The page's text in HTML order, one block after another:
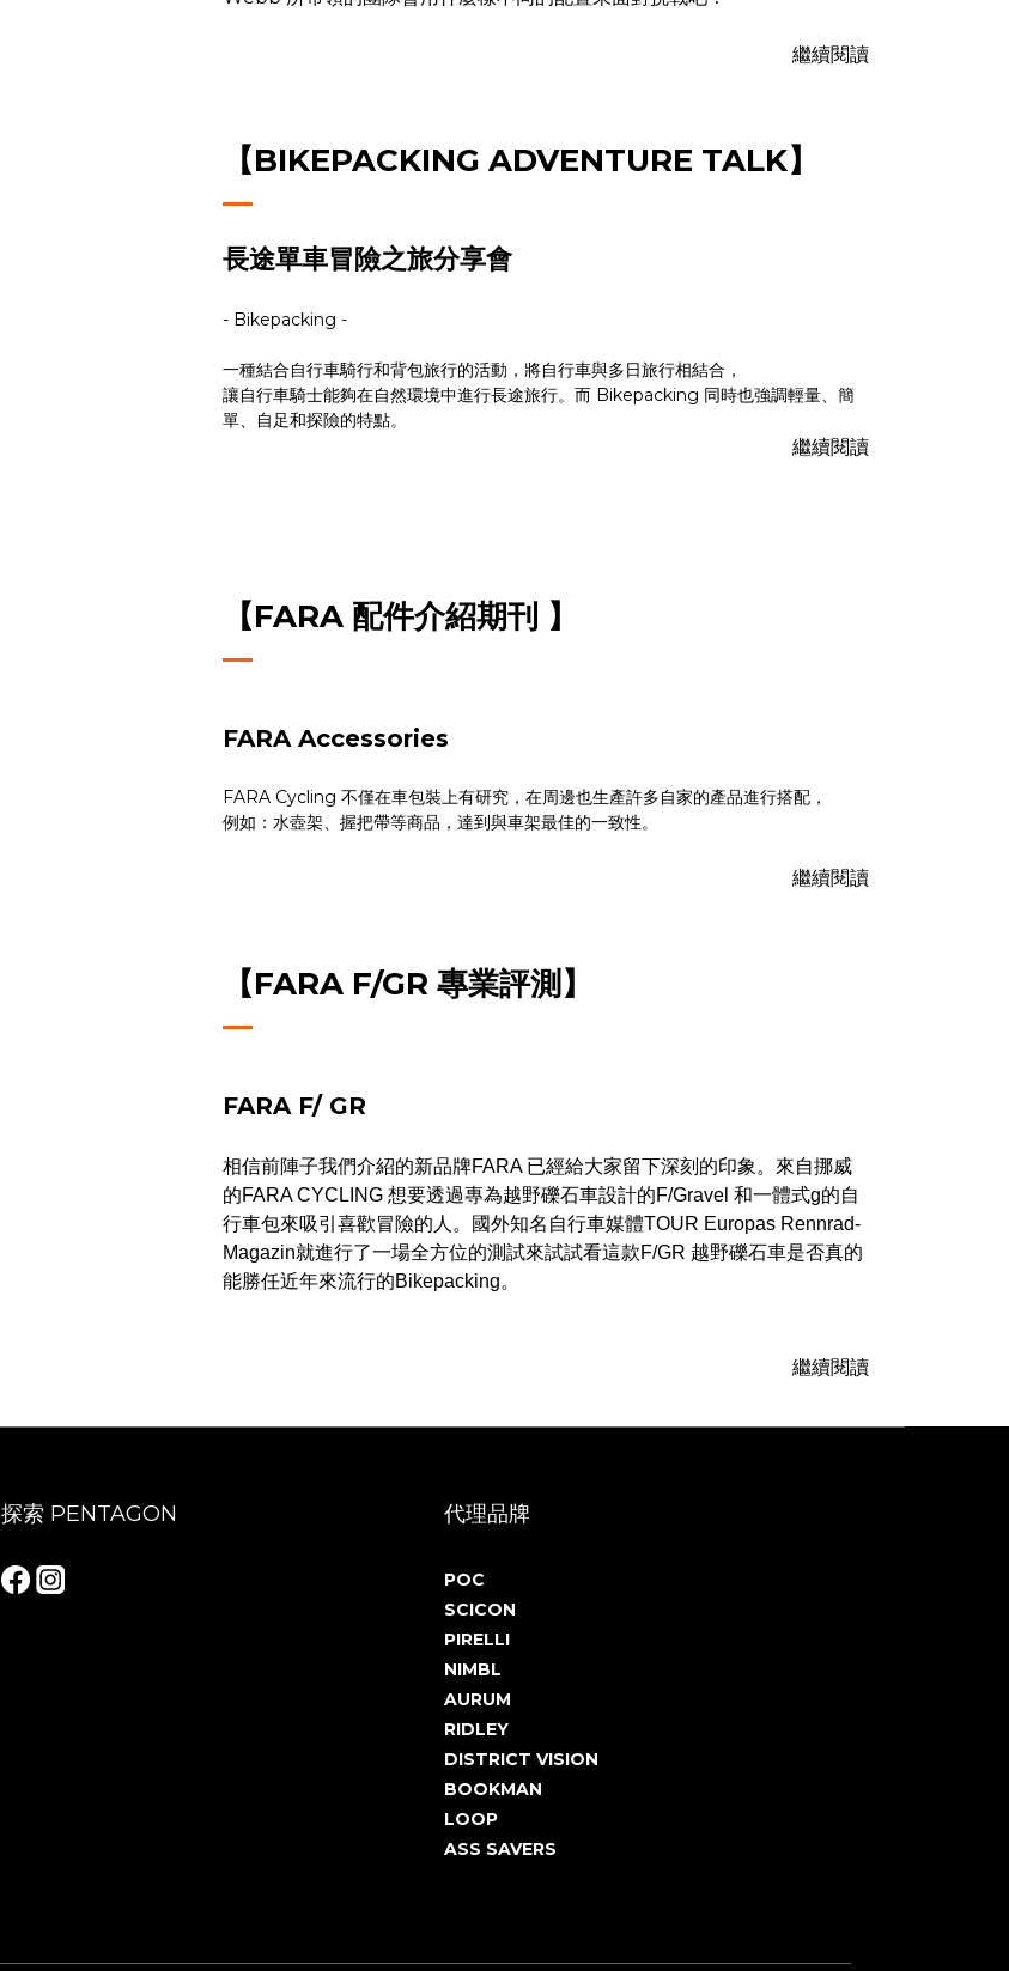
繼續閱讀
【BIKEPACKING ADVENTURE TALK】
長途單車冒險之旅分享會
- Bikepacking -
一種結合自行車騎行和背包旅行的活動，將自行車與多日旅行相結合，
讓自行車騎士能夠在自然環境中進行長途旅行。而 Bikepacking 同時也強調輕量、簡
單、自足和探險的特點。
繼續閱讀
【FARA 配件介紹期刊 】
FARA Accessories
FARA Cycling 不僅在車包裝上有研究，在周邊也生產許多自家的產品進行搭配，
例如：水壺架、握把帶等商品，達到與車架最佳的一致性。
繼續閱讀
【FARA F/GR 專業評測】
FARA F/ GR
相信前陣子我們介紹的新品牌FARA 已經給大家留下深刻的印象。來自挪威
的FARA CYCLING 想要透過專為越野礫石車設計的F/Gravel 和一體式g的自
行車包來吸引喜歡冒險的人。國外知名自行車媒體TOUR Europas Rennrad-
Magazin就進行了一場全方位的測試來試試看這款F/GR 越野礫石車是否真的
能勝任近年來流行的Bikepacking。
繼續閱讀
探索 PENTAGON 代理品牌
POC
SCICON
PIRELLI
NIMBL
AURUM
RIDLEY
DISTRICT VISION
BOOKMAN
LOOP
ASS SAVERS